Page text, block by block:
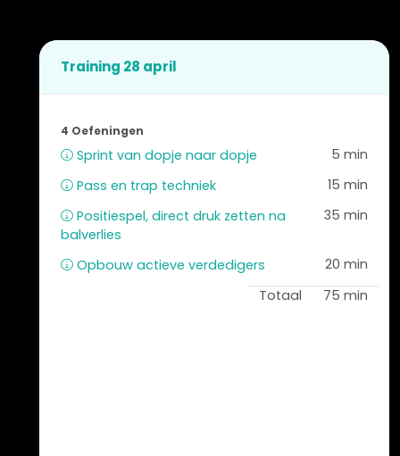
Training 28 april
4 Oefeningen
Sprint van dopje naar dopje
5 min
Pass en trap techniek
15 min
Positiespel, direct druk zetten na
balverlies
35 min
Opbouw actieve verdedigers
20 min
Totaal
75 min